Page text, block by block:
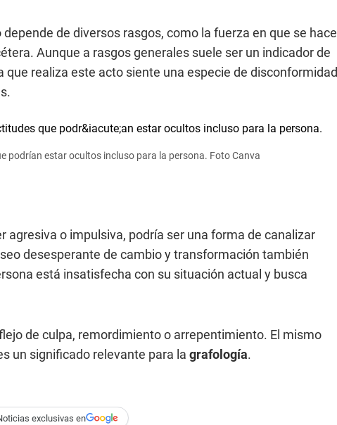
de diversos rasgos, como la fuerza en que se hace
Aunque a rasgos generales suele ser un indicador de
realiza este acto siente una especie de disconformidad
podrían estar ocultos incluso para la persona. Foto Canva
agresiva o impulsiva, podría ser una forma de canalizar
desesperante de cambio y transformación también
está insatisfecha con su situación actual y busca
de culpa, remordimiento o arrepentimiento. El mismo
un significado relevante para la grafología.
exclusivas en